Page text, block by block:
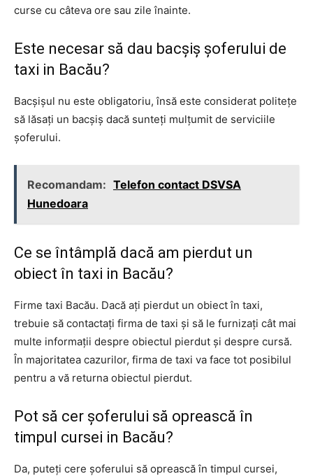
curse cu câteva ore sau zile înainte.
Este necesar să dau bacșiș șoferului de
taxi in Bacău?
Bacșișul nu este obligatoriu, însă este considerat politețe
să lăsați un bacșiș dacă sunteți mulțumit de serviciile
șoferului.
Recomandam: Telefon contact DSVSA
Hunedoara
Ce se întâmplă dacă am pierdut un
obiect în taxi in Bacău?
Firme taxi Bacău. Dacă ați pierdut un obiect în taxi,
trebuie să contactați firma de taxi și să le furnizați cât mai
multe informații despre obiectul pierdut și despre cursă.
În majoritatea cazurilor, firma de taxi va face tot posibilul
pentru a vă returna obiectul pierdut.
Pot să cer șoferului să oprească în
timpul cursei in Bacău?
Da, puteți cere șoferului să oprească în timpul cursei,